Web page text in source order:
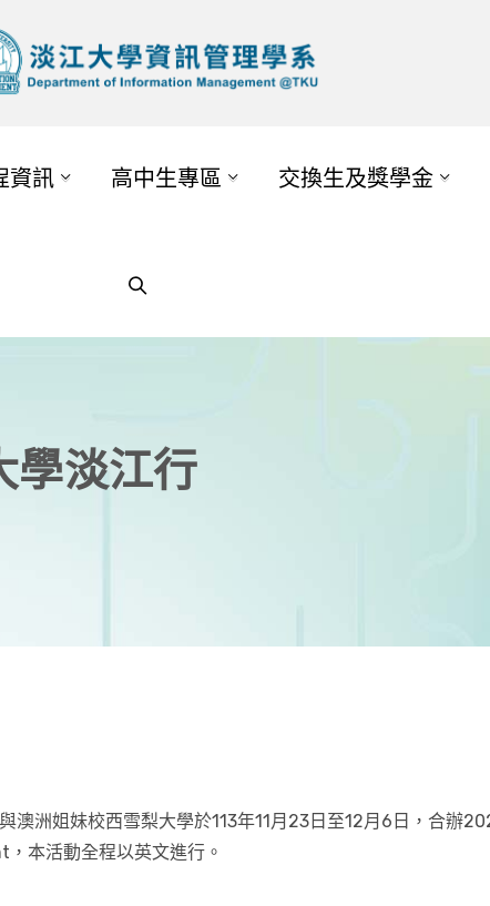
資訊 高中生專區 交換生及獎學金
淡江行
洲姐妹校西雪梨大學於113年11月23日至12月6日，合辦
本活動全程以英文進行。